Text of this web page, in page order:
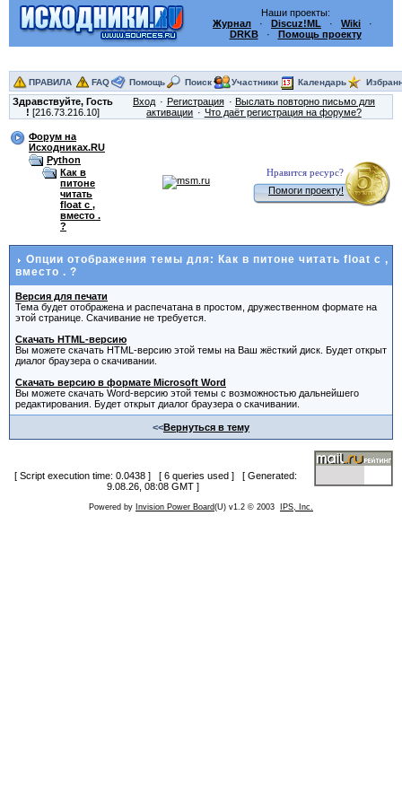
Наши проекты:
Журнал · Discuz!ML · Wiki ·
DRKB· Помощь проекту
ПРАВИЛА FAQ Помощь Поиск Участники Календарь
Здравствуйте, Гость
! [216.73.216.10]
Вход Регистрация
Выслать повторно письмо для
активации
Что даёт регистрация на форуме?
Форум на
Исходниках.RU
Python
Как в
питоне
читать
float с ,
вместо .
?
Нравится ресурс?
Помоги проекту!
Опции отображения темы для: Как в питоне читать float с ,
вместо . ?
Версия для печати
Тема будет отображена и распечатана в простом, дружественном формате на
этой странице. Скачивание не требуется.
Скачать HTML-версию
Вы можете скачать HTML-версию этой темы на Ваш жёсткий диск. Будет открыт
диалог браузера о скачивании.
Скачать версию в формате Microsoft Word
Вы можете скачать Word-версию этой темы с возможностью дальнейшего
редактирования. Будет открыт диалог браузера о скачивании.
<<Вернуться в тему
[ Script execution time: 0.0438 ] [ 6 queries used ] [ Generated:
9.08.26, 08:08 GMT ]
Powered by Invision Power Board(U) v1.2 © 2003 IPS, Inc.